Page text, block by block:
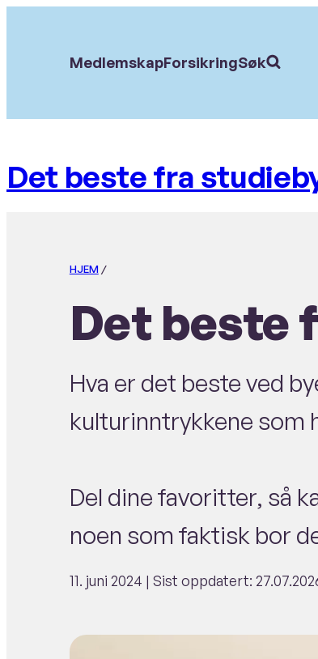
hovedinnhold
MedlemskapForsikringSøk
etter:
Det beste fra
HJEM /
Det beste
Hva er det beste ved
kulturinntrykkene som
Del dine favoritter, så
noen som faktisk bor
11. juni 2024 | Sist oppdatert: